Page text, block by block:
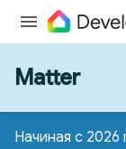
Matter
Начиная с 2026